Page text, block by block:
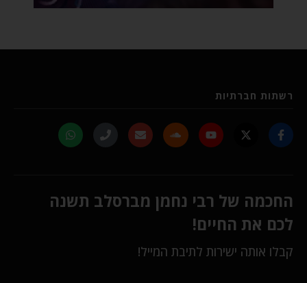
רשתות חברתיות
החכמה של רבי נחמן מברסלב תשנה
לכם את החיים!
קבלו אותה ישירות לתיבת המייל!